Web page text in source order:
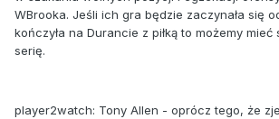
WBrooka. Jeśli ich gra będzie zaczynała się
kończyła na Durancie z piłką to możemy mieć
serię.
player2watch: Tony Allen - oprócz tego, że